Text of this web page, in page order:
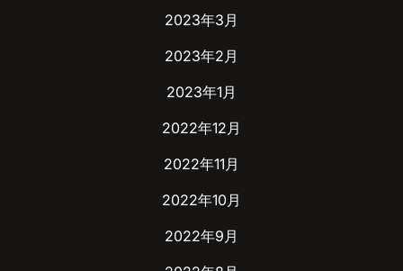
2023年3月
2023年2月
2023年1月
2022年12月
2022年11月
2022年10月
2022年9月